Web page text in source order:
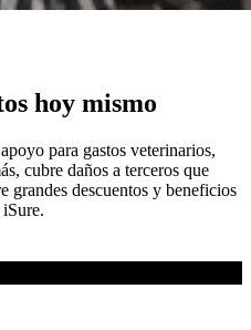
hoy mismo
para gastos veterinarios,
cubre daños a terceros que
grandes descuentos y beneficios